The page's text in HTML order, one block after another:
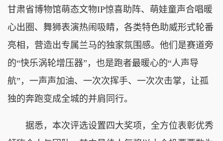
甘肃省博物馆萌态文物IP惊喜助阵、萌娃童声合唱暖
心出圈、舞狮表演热闹吸睛，各类特色助威形式轮番
亮相，营造出专属兰马的独家氛围感。他们是赛道旁
的“快乐涡轮增压器”，也是跑者最暖心的“人声导
航”，一声声加油、一次次挥手、一次次击掌，让孤
独的奔跑变成全城的并肩同行。
据悉，本次评选设置四大奖项，全方位表彰优秀